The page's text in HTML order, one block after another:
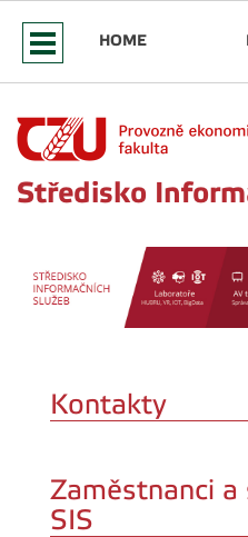
HOME
Středisko
Kontakty
Zaměstnanci
SIS